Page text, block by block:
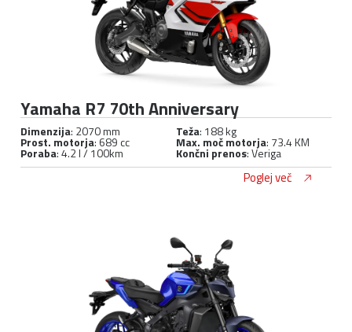
Yamaha R7 70th Anniversary
Dimenzija: 2070 mm Teža: 188 kg
Prost. motorja: 689 cc Max. moč motorja: 73.4 KM
Poraba: 4.2 l / 100km Končni prenos: Veriga
Poglej več